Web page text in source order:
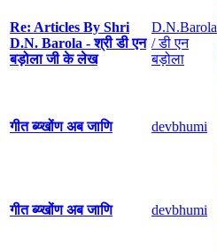
Re: Articles By Shri
D.N. Barola - श्री डी एन
बड़ोला जी के लेख
D.N.Barola
/ डी एन
बड़ोला
गीत ब्य्खोंण अब जाणि devbhumi
गीत ब्य्खोंण अब जाणि devbhumi